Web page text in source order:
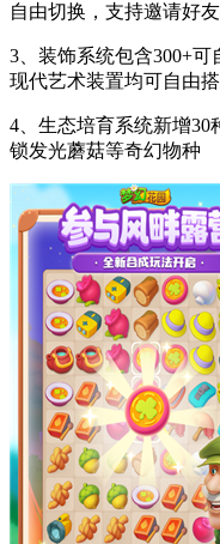
自由切换，支持邀请好
3、装饰系统包含300+
现代艺术装置均可自由
4、生态培育系统新增
锁发光蘑菇等奇幻物种